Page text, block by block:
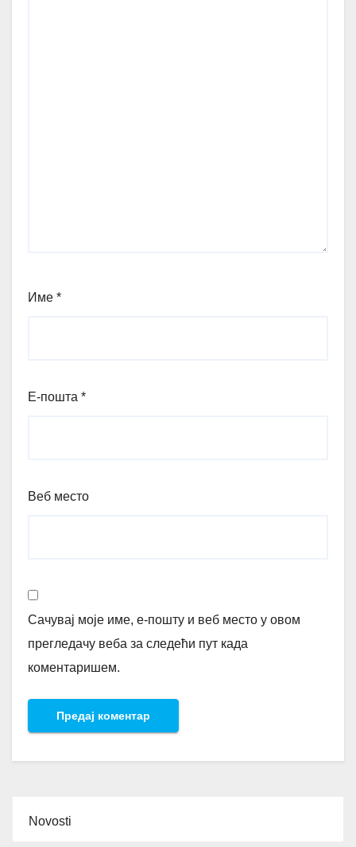
Име *
Е-пошта *
Веб место
Сачувај моје име, е-пошту и веб место у овом
прегледачу веба за следећи пут када
коментаришем.
Novosti